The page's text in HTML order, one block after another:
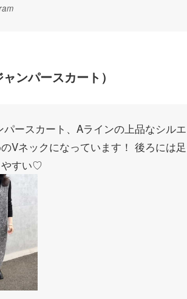
ンパースカート）
パースカート、Aラインの上品なシル
Vネックになっています！ 後ろには
やすい♡